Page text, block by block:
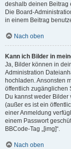
deshalb deinen Beitrag
Die Board-
in einem Beitrag
Nach oben
Kann ich Bilder in
Ja, Bilder können in
Administration
hochladen. Ansonsten
öffentlich zugänglichen
Du kannst weder
(außer es ist ein
einer Anmeldung
einem Passwort
BBCode-Tag „[img]“.
Nach oben